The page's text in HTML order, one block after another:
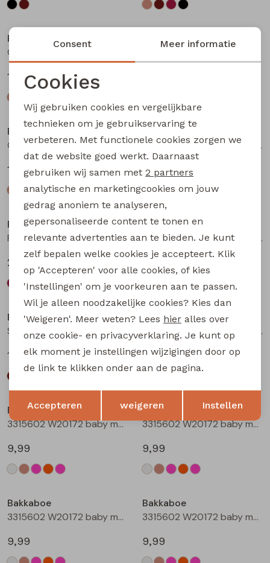
Bakkaboe
12,99
Bakkaboe
Bakkaboe
Olivia baby W20243 baby meisjes T-shirt lm Zwart
12,99
Bakkaboe
Fenda baby W20261 baby meisjes denim jack Wijnrood
24,99
Bakkaboe
Fenda baby W20261 baby meisjes denim jack Zand
24,99
Bakkaboe
Sarra baby W20228 baby meisjes lange broek Bruin donker
12,99
Bakkaboe
Sarra baby W20228 baby meisjes lange broek Wijnrood
12,99
Bakkaboe
Sarra baby W20228 baby meisjes lange broek Zwart
12,99
Bakkaboe
3315602 W20172 baby meisjes T-shirt lm Cream
9,99
Bakkaboe
3315602 W20172 baby meisjes T-shirt lm Taupe
9,99
Bakkaboe
3315602 W20172 baby meisjes T-shirt lm Rose
9,99
Bakkaboe
3315602 W20172 baby meisjes T-shirt lm Perzik
9,99
Noodzakelijke cookies
Analytische cookies
Marketing cookies
Terug Opslaan
Consent Meer informatie
Cookies
Wij gebruiken cookies en vergelijkbare
technieken om je gebruikservaring te
verbeteren. Met functionele cookies zorgen we
dat de website goed werkt. Daarnaast
gebruiken wij samen met 2 partners
analytische en marketingcookies om jouw
gedrag anoniem te analyseren,
gepersonaliseerde content te tonen en
relevante advertenties aan te bieden. Je kunt
zelf bepalen welke cookies je accepteert. Klik
op 'Accepteren' voor alle cookies, of kies
'Instellingen' om je voorkeuren aan te passen.
Wil je alleen noodzakelijke cookies? Kies dan
'Weigeren'. Meer weten? Lees hier alles over
onze cookie- en privacyverklaring. Je kunt op
elk moment je instellingen wijzigingen door op
de link te klikken onder aan de pagina.
Accepteren weigeren Instellen